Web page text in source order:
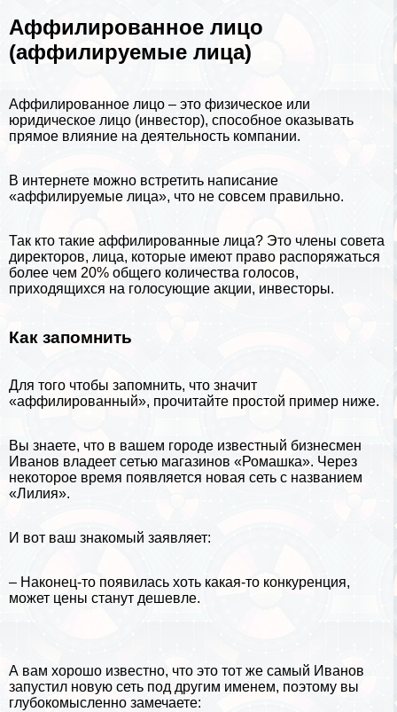
Аффилированное лицо
(аффилируемые лица)
Аффилированное лицо – это физическое или
юридическое лицо (инвестор), способное оказывать
прямое влияние на деятельность компании.
В интернете можно встретить написание
«аффилируемые лица», что не совсем правильно.
Так кто такие аффилированные лица? Это члeны совета
директоров, лица, которые имеют право распоряжаться
более чем 20% общего количества голосов,
приходящихся на голосующие акции, инвесторы.
Как запомнить
Для того чтобы запомнить, что значит
«аффилированный», прочитайте простой пример ниже.
Вы знаете, что в вашем городе известный бизнесмен
Иванов владеет сетью магазинов «Ромашка». Через
некоторое время появляется новая сеть с названием
«Лилия».
И вот ваш знакомый заявляет:
– Наконец-то появилась хоть какая-то конкуренция,
может цены станут дешевле.
А вам хорошо известно, что это тот же самый Иванов
запустил новую сеть под другим именем, поэтому вы
глубокомысленно замечаете: